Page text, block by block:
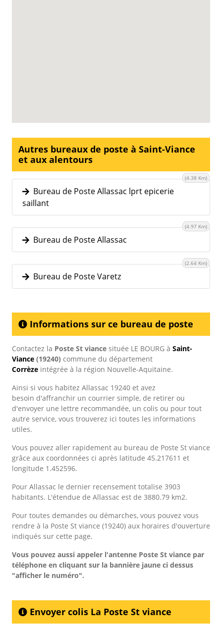
Autres bureaux de poste à Saint-Viance
et aux alentours
Bureau de Poste Allassac lprt epicerie
saillant
(4.38 Km)
Bureau de Poste Allassac
(4.97 Km)
Bureau de Poste Varetz
(2.64 Km)
Informations sur ce bureau de poste
Contactez la Poste St viance située LE BOURG à Saint-
Viance (19240) commune du département
Corrèze intégrée à la région Nouvelle-Aquitaine.
Ainsi si vous habitez Allassac 19240 et avez
besoin d'affranchir un courrier simple, de retirer ou
d'envoyer une lettre recommandée, un colis ou pour tout
autre service, vous trouverez ici toutes les informations
utiles.
Vous pouvez aller rapidement au bureau de Poste St viance
grâce aux coordonnées ci après latitude 45.217611 et
longitude 1.452596.
Pour Allassac le dernier recensement totalise 3903
habitants. L'étendue de Allassac est de 3880.79 km2.
Pour toutes demandes ou démarches, vous pouvez vous
rendre à la Poste St viance (19240) aux horaires d'ouverture
indiqués sur cette page.
Vous pouvez aussi appeler l'antenne Poste St viance par
téléphone en cliquant sur la bannière jaune ci dessus
"afficher le numéro".
Envoyer colis La Poste St viance